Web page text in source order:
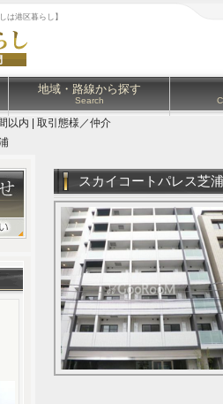
は港区暮らし】
地域・路線から探す
Search
以内 | 取引態様／仲介
スカイコートパレス芝浦